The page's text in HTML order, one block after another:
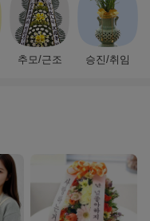
추모/근조 승진/취임